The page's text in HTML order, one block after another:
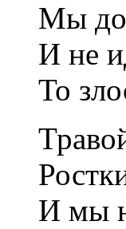
Мы до
И не
То
И мы